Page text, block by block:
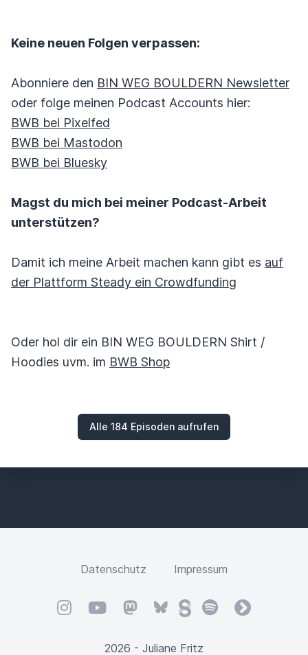
Keine neuen Folgen verpassen:
Abonniere den BIN WEG BOULDERN Newsletter
oder folge meinen Podcast Accounts hier:
BWB bei Pixelfed
BWB bei Mastodon
BWB bei Bluesky
Magst du mich bei meiner Podcast-Arbeit
unterstützen?
Damit ich meine Arbeit machen kann gibt es auf
der Plattform Steady ein Crowdfunding
Oder hol dir ein BIN WEG BOULDERN Shirt /
Hoodies uvm. im BWB Shop
Alle 184 Episoden aufrufen
Datenschutz Impressum
InstagramYouTubeMastodonBlueskySteadySpotifyfyyd
2026 - Juliane Fritz